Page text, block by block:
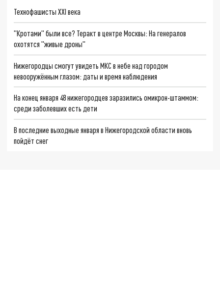
Технофашисты XXI века
"Кротами" были все? Теракт в центре Москвы: На генералов
охотятся "живые дроны"
Нижегородцы смогут увидеть МКС в небе над городом
невооружённым глазом: даты и время наблюдения
На конец января 48 нижегородцев заразились омикрон-штаммом:
среди заболевших есть дети
В последние выходные января в Нижегородской области вновь
пойдёт снег